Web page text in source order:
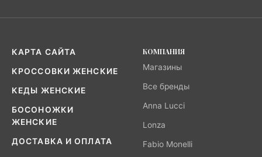
КАРТА САЙТА
КРОССОВКИ ЖЕНСКИЕ
КЕДЫ ЖЕНСКИЕ
БОСОНОЖКИ
ЖЕНСКИЕ
ДОСТАВКА И ОПЛАТА
КОМПАНИЯ
Магазины
Все бренды
Anna Lucci
Lonza
Fabio Monelli